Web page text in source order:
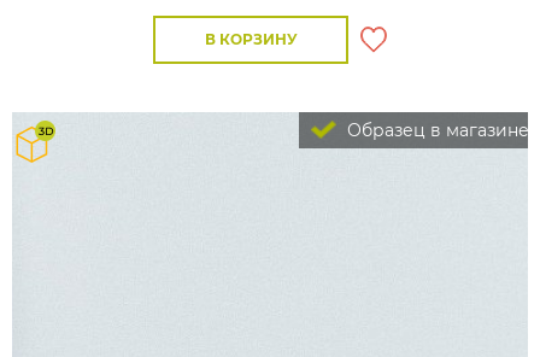
В КОРЗИНУ
Образец в магазине